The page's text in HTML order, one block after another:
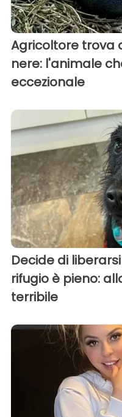
Agricoltore trova
nere: l'animale
eccezionale
Decide di
rifugio è pieno:
terribile